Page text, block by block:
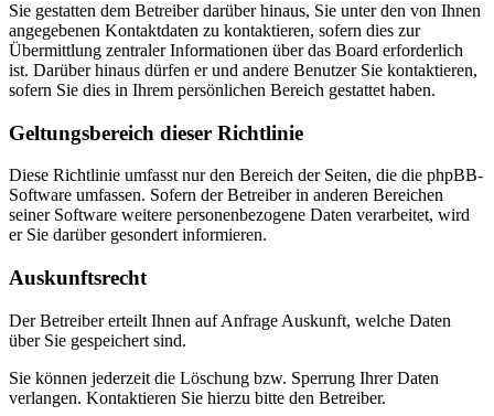
Sie gestatten dem Betreiber darüber hinaus, Sie unter den von Ihnen
angegebenen Kontaktdaten zu kontaktieren, sofern dies zur
Übermittlung zentraler Informationen über das Board erforderlich
ist. Darüber hinaus dürfen er und andere Benutzer Sie kontaktieren,
sofern Sie dies in Ihrem persönlichen Bereich gestattet haben.
Geltungsbereich dieser Richtlinie
Diese Richtlinie umfasst nur den Bereich der Seiten, die die phpBB-
Software umfassen. Sofern der Betreiber in anderen Bereichen
seiner Software weitere personenbezogene Daten verarbeitet, wird
er Sie darüber gesondert informieren.
Auskunftsrecht
Der Betreiber erteilt Ihnen auf Anfrage Auskunft, welche Daten
über Sie gespeichert sind.
Sie können jederzeit die Löschung bzw. Sperrung Ihrer Daten
verlangen. Kontaktieren Sie hierzu bitte den Betreiber.